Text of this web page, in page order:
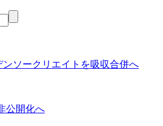
ソークリエイトを吸収合併へ
公開化へ